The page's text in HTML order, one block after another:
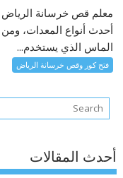
معلم قص خرسانة
أحدث أنواع المعدات،
الماس الذي يستخدم...
فتح كور وقص خرسانة الرياض
أحدث المقالات